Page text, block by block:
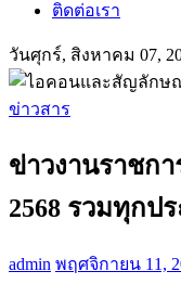
ติดต่อเรา
วันศุกร์, สิงหาคม 07,
ข่าวสาร
ข่าวงานราชก
2568 รวมทุกป
admin พฤศจิกายน 11,